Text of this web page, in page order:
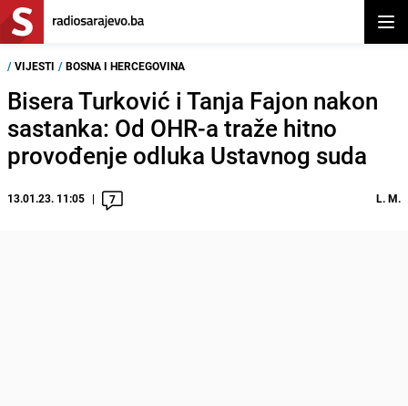
/ VIJESTI / BOSNA I HERCEGOVINA
Bisera Turković i Tanja Fajon nakon
sastanka: Od OHR-a traže hitno
provođenje odluka Ustavnog suda
13.01.23. 11:05 7 L. M.